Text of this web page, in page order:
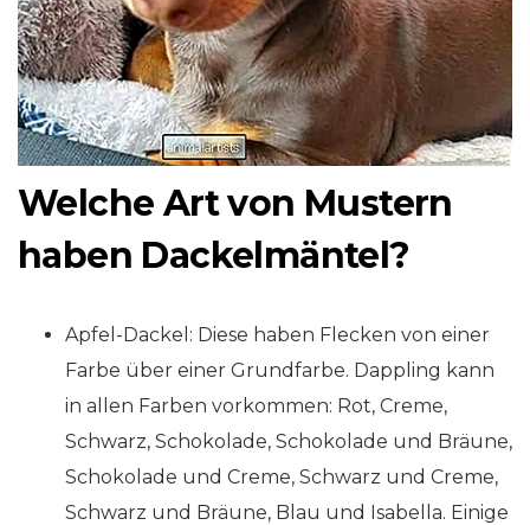
Welche Art von Mustern
haben Dackelmäntel?
Apfel-Dackel: Diese haben Flecken von einer
Farbe über einer Grundfarbe. Dappling kann
in allen Farben vorkommen: Rot, Creme,
Schwarz, Schokolade, Schokolade und Bräune,
Schokolade und Creme, Schwarz und Creme,
Schwarz und Bräune, Blau und Isabella. Einige